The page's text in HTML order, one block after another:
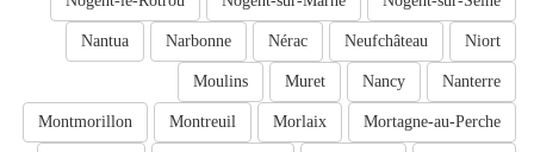
Niort
Neufchâteau
Nérac
Narbonne
Nantua
Nanterre
Nancy
Muret
Moulins
Mortagne-au-Perche
Morlaix
Montreuil
Montmorillon